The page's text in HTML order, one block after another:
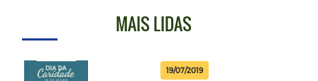
MAIS LIDAS
19/07/2019